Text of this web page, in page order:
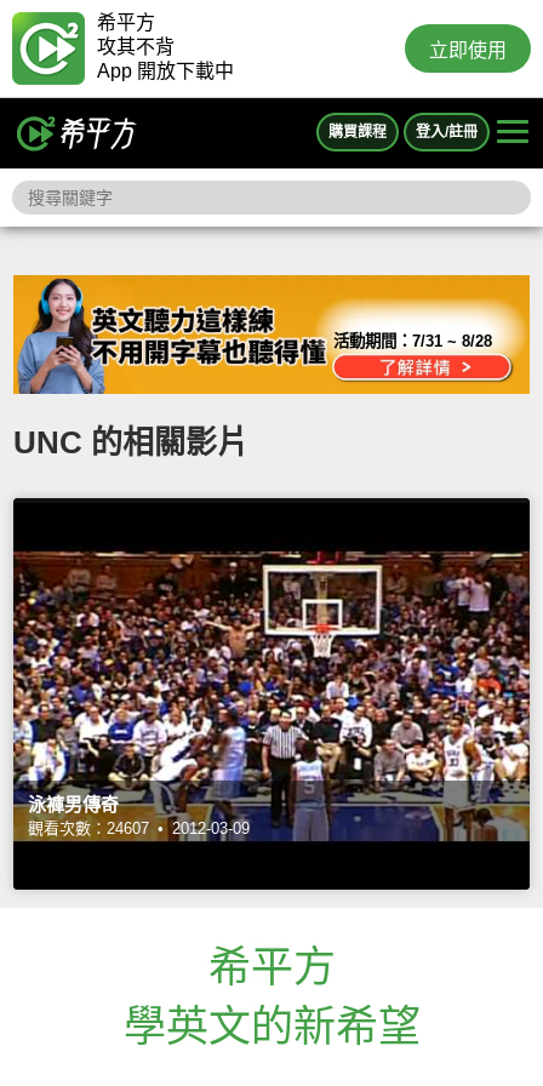
希平方
攻其不背
App 開放下載中
立即使用
購買課程 登入/註冊
活動期間：7/31 ~ 8/28
UNC 的相關影片
泳褲男傳奇
觀看次數：24607 • 2012-03-09
希平方
學英文的新希望